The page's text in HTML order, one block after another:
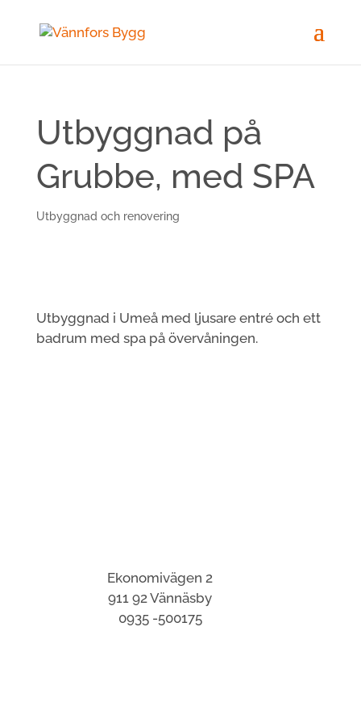
Utbyggnad på
Grubbe, med SPA
Utbyggnad och renovering
Utbyggnad i Umeå med ljusare entré och ett
badrum med spa på övervåningen.
Ekonomivägen 2
911 92 Vännäsby
0935 -500175